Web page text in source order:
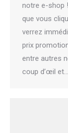
notre e-shop
que vous
verrez
prix
entre autres
coup d’œil et…